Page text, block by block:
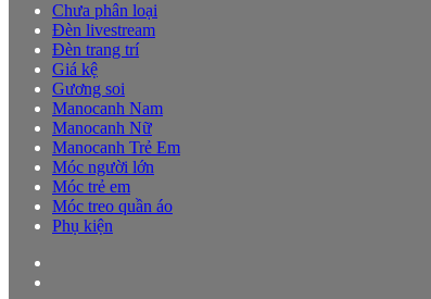
Chưa phân loại
Đèn livestream
Đèn trang trí
Giá kệ
Gương soi
Manocanh Nam
Manocanh Nữ
Manocanh Trẻ Em
Móc người lớn
Móc trẻ em
Móc treo quần áo
Phụ kiện